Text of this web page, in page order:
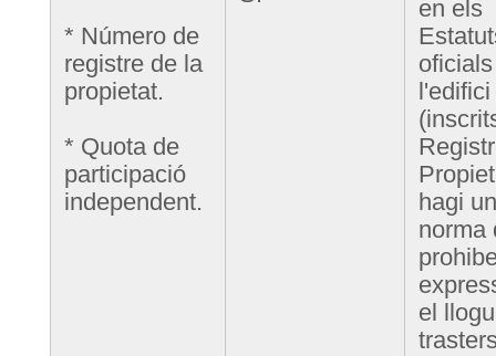
* Número de
registre de la
propietat.
* Quota de
participació
independent.
en els
l'edifici
hagi
norma
el